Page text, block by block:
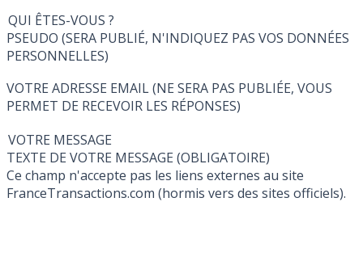
QUI ÊTES-VOUS ?
PSEUDO (SERA PUBLIÉ, N'INDIQUEZ PAS VOS DONNÉES
PERSONNELLES)
VOTRE ADRESSE EMAIL (NE SERA PAS PUBLIÉE, VOUS
PERMET DE RECEVOIR LES RÉPONSES)
VOTRE MESSAGE
TEXTE DE VOTRE MESSAGE (OBLIGATOIRE)
Ce champ n'accepte pas les liens externes au site
FranceTransactions.com (hormis vers des sites officiels).